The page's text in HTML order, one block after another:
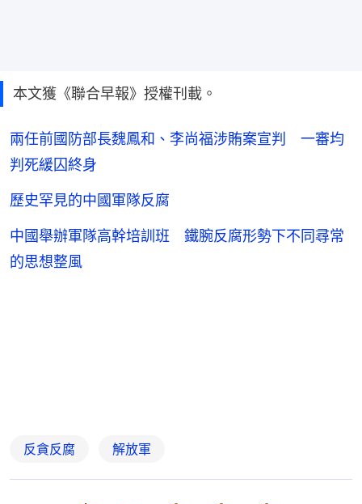
本文獲《聯合早報》授權刊載。
兩任前國防部長魏鳳和、李尚福涉賄案宣判 一審均
判死緩囚終身
歷史罕見的中國軍隊反腐
中國舉辦軍隊高幹培訓班 鐵腕反腐形勢下不同尋常
的思想整風
反貪反腐 解放軍